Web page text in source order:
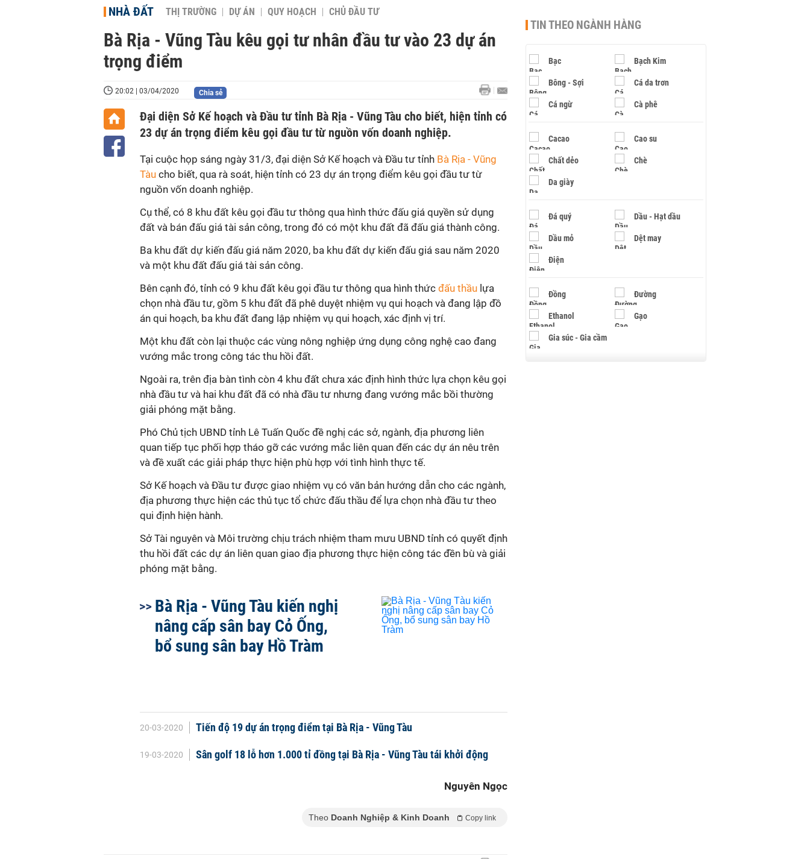
NHÀ ĐẤT THỊ TRƯỜNG DỰ ÁN QUY HOẠCH CHỦ ĐẦU TƯ
Bà Rịa - Vũng Tàu kêu gọi tư nhân đầu tư vào 23 dự án
trọng điểm
20:02 | 03/04/2020 Chia sẻ
Đại diện Sở Kế hoạch và Đầu tư tỉnh Bà Rịa - Vũng Tàu cho biết, hiện tỉnh có
23 dự án trọng điểm kêu gọi đầu tư từ nguồn vốn doanh nghiệp.
Tại cuộc họp sáng ngày 31/3, đại diện Sở Kế hoạch và Đầu tư tỉnh Bà Rịa - Vũng
Tàu cho biết, qua rà soát, hiện tỉnh có 23 dự án trọng điểm kêu gọi đầu tư từ
nguồn vốn doanh nghiệp.
Cụ thể, có 8 khu đất kêu gọi đầu tư thông qua hình thức đấu giá quyền sử dụng
đất và bán đấu giá tài sản công, trong đó có một khu đất đã đấu giá thành công.
Ba khu đất dự kiến đấu giá năm 2020, ba khu đất dự kiến đấu giá sau năm 2020
và một khu đất đấu giá tài sản công.
Bên cạnh đó, tỉnh có 9 khu đất kêu gọi đầu tư thông qua hình thức đấu thầu lựa
chọn nhà đầu tư, gồm 5 khu đất đã phê duyệt nhiệm vụ qui hoạch và đang lập đồ
án qui hoạch, ba khu đất đang lập nhiệm vụ qui hoạch, xác định vị trí.
Một khu đất còn lại thuộc các vùng nông nghiệp ứng dụng công nghệ cao đang
vướng mắc trong công tác thu hồi đất.
Ngoài ra, trên địa bàn tình còn 4 khu đất chưa xác định hình thức lựa chọn kêu gọi
nhà đầu tư và hai khu đất đã có nhà đầu tư nhưng đang vướng mắc bồi thường
giải phóng mặt bằng.
Phó Chủ tịch UBND tỉnh Lê Tuấn Quốc đề nghị các sở, ngành, địa phương liên
quan tiếp tục phối hợp tháo gỡ các vướng mắc liên quan đến các dự án nêu trên
và đề xuất các giải pháp thực hiện phù hợp với tình hình thực tế.
Sở Kế hoạch và Đầu tư được giao nhiệm vụ có văn bản hướng dẫn cho các ngành,
địa phương thực hiện các thủ tục tổ chức đấu thầu để lựa chọn nhà đầu tư theo
qui định hiện hành.
Sở Tài nguyên và Môi trường chịu trách nhiệm tham mưu UBND tỉnh có quyết định
thu hồi đất các dự án liên quan giao địa phương thực hiện công tác đền bù và giải
phóng mặt bằng.
Bà Rịa - Vũng Tàu kiến nghị
nâng cấp sân bay Cỏ Ống,
bổ sung sân bay Hồ Tràm
20-03-2020 Tiến độ 19 dự án trọng điểm tại Bà Rịa - Vũng Tàu
19-03-2020 Sân golf 18 lỗ hơn 1.000 tỉ đồng tại Bà Rịa - Vũng Tàu tái khởi động
Nguyên Ngọc
Theo Doanh Nghiệp & Kinh Doanh Copy link
TIN THEO NGÀNH HÀNG
Bạc Bạch Kim
Bông - Sợi Cá da trơn
Cá ngừ Cà phê
Cacao Cao su
Chất dẻo Chè
Da giày
Đá quý Dầu - Hạt dầu
Dầu mỏ Dệt may
Điện
Đồng Đường
Ethanol Gạo
Gia súc - Gia cầm